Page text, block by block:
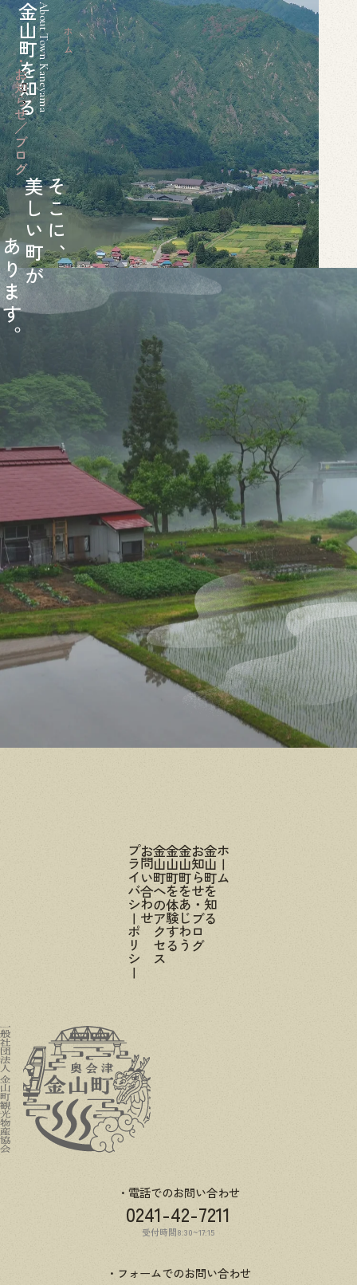
金山町を知るAbout Town Kaneyama ホーム
お知らせ／ブログ
そ
こ
に
、
美
し
い
町
が
ホーム
金山町を知る
お知らせ・ブログ
金山町をあじわう
金山町を体験する
金山町へのアクセス
お問い合わせ
プライバシーポリシー
電話でのお問い合わせ
0241-42-7211
受付時間8:30~17:15
フォームでのお問い合わせ